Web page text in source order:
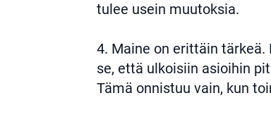
tulee usein muutoksia.
4. Maine on erittäin
se, että ulkoisiin asioihin
Tämä onnistuu vain, kun